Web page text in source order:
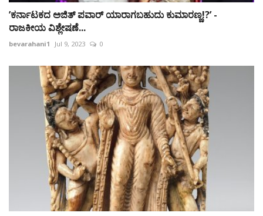
ʼಕರ್ನಾಟಕದ ಅಜಿತ್ ಪವಾರ್ ಯಾರಾಗಬಹುದು ಕುಮಾರಣ್ಣ!?ʼ -
ರಾಜಕೀಯ ವಿಶ್ಲೇಷಣೆ...
bevarahani1 Jul 9, 2023 0